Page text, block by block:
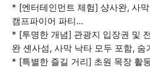
* [엔터테인먼트 체험] 샹사완, 사
캠프파이어 파티...
* [투명한 개념] 관광지 입장권 및
완 셴사섬, 사막 낙타 모두 포함, 숨
* [특별한 즐길 거리] 초원 목장 활